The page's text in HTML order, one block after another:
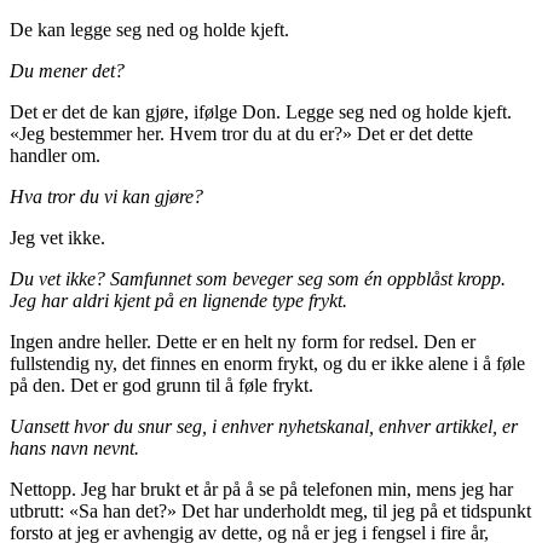
De kan legge seg ned og holde kjeft.
Du mener det?
Det er det de kan gjøre, ifølge Don. Legge seg ned og holde kjeft.
«Jeg bestemmer her. Hvem tror du at du er?» Det er det dette
handler om.
Hva tror du vi kan gjøre?
Jeg vet ikke.
Du vet ikke? Samfunnet som beveger seg som én oppblåst kropp.
Jeg har aldri kjent på en lignende type frykt.
Ingen andre heller. Dette er en helt ny form for redsel. Den er
fullstendig ny, det finnes en enorm frykt, og du er ikke alene i å føle
på den. Det er god grunn til å føle frykt.
Uansett hvor du snur seg, i enhver nyhetskanal, enhver artikkel, er
hans navn nevnt.
Nettopp. Jeg har brukt et år på å se på telefonen min, mens jeg har
utbrutt: «Sa han det?» Det har underholdt meg, til jeg på et tidspunkt
forsto at jeg er avhengig av dette, og nå er jeg i fengsel i fire år,